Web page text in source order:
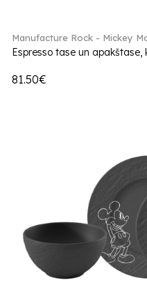
Manufacture Rock - Mickey
Espresso tase un
81.50€